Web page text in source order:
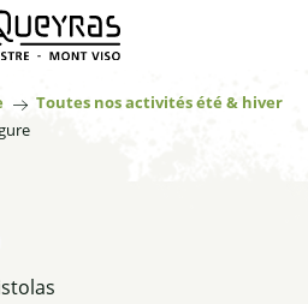
Toutes nos activités été & hiver